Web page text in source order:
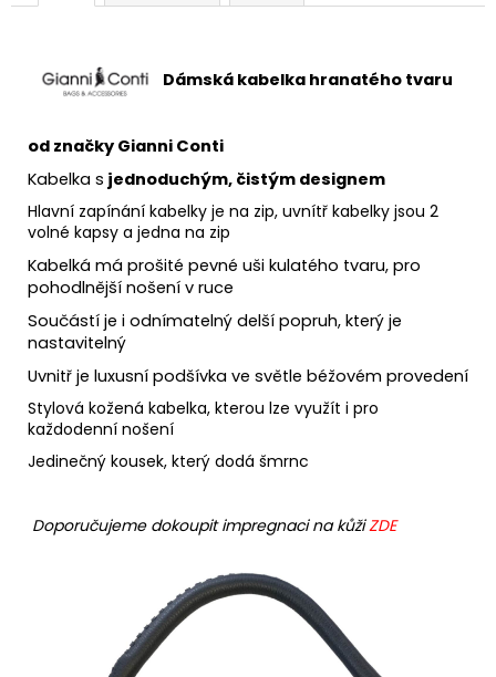
Dámská kabelka hranatého tvaru
od značky Gianni Conti
Kabelka s jednoduchým, čistým designem
Hlavní zapínání kabelky je na zip, uvnítř kabelky jsou 2
volné kapsy a jedna na zip
Kabelká má prošité pevné uši kulatého tvaru, pro
pohodlnější nošení v ruce
Součástí je i odnímatelný delší popruh, který je
nastavitelný
Uvnitř je luxusní podšívka ve světle béžovém provedení
Stylová kožená kabelka, kterou lze využít i pro
každodenní nošení
Jedinečný kousek, který dodá šmrnc
Doporučujeme dokoupit impregnaci na kůžiZDE